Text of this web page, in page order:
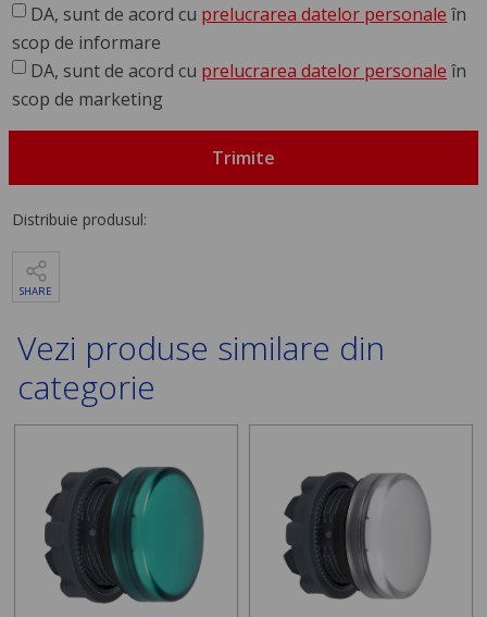
DA, sunt de acord cu prelucrarea datelor personale în
scop de informare
DA, sunt de acord cu prelucrarea datelor personale în
scop de marketing
Trimite
Distribuie produsul:
SHARE
Vezi produse similare din
categorie